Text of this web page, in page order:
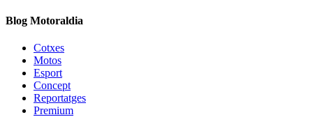
Blog Motoraldia
Cotxes
Motos
Esport
Concept
Reportatges
Premium